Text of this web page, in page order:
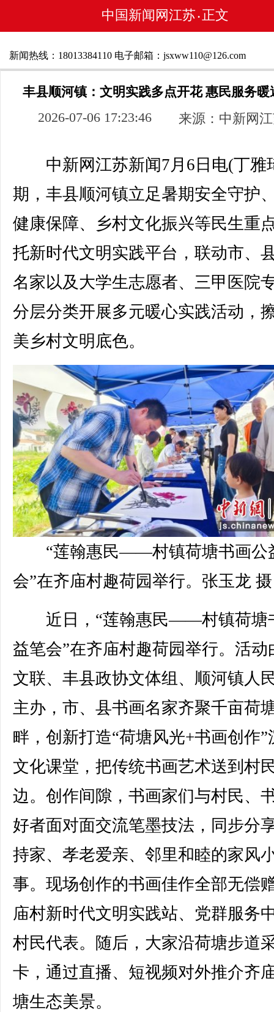
中国新闻网江苏 • 正文
新闻热线：18013384110 电子邮箱：jsxww110@126.com
丰县顺河镇：文明实践多点开花 惠民服务暖
2026-07-06 17:23:46 来源：中新网
中新网江苏新闻7月6日电(丁雅
期，丰县顺河镇立足暑期安全守护
健康保障、乡村文化振兴等民生重
托新时代文明实践平台，联动市、
名家以及大学生志愿者、三甲医院
分层分类开展多元暖心实践活动，
美乡村文明底色。
“莲翰惠民——村镇荷塘书画公
会”在齐庙村趣荷园举行。张玉龙 摄
近日，“莲翰惠民——村镇荷塘
益笔会”在齐庙村趣荷园举行。活动
文联、丰县政协文体组、顺河镇人
主办，市、县书画名家齐聚千亩荷
畔，创新打造“荷塘风光+书画创作”
文化课堂，把传统书画艺术送到村
边。创作间隙，书画家们与村民、
好者面对面交流笔墨技法，同步分
持家、孝老爱亲、邻里和睦的家风
事。现场创作的书画佳作全部无偿
庙村新时代文明实践站、党群服务
村民代表。随后，大家沿荷塘步道
卡，通过直播、短视频对外推介齐
塘生态美景。